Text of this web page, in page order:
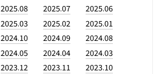
2025.08 2025.07
2025.06
2025.03 2025.02
2025.01
2024.10 2024.09
2024.08
2024.05 2024.04
2024.03
2023.12 2023.11
2023.10